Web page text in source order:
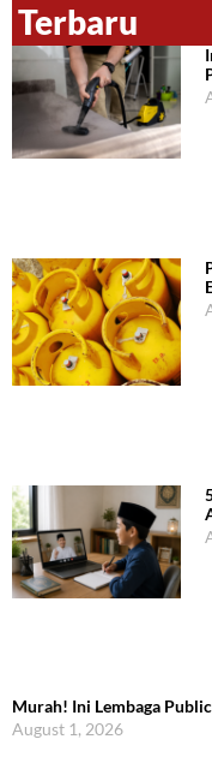
Terbaru
Murah! Ini Lembaga
August 1, 2026